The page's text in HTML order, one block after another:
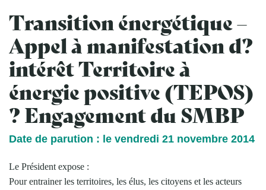
Transition énergétique –
Appel à manifestation d?
intérêt Territoire à
énergie positive (TEPOS)
? Engagement du SMBP
Date de parution : le vendredi 21 novembre 2014
Le Président expose :
Pour entrainer les territoires, les élus, les citoyens et les acteurs